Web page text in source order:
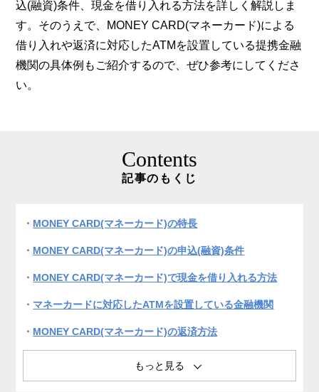
込(融資)条件、現金を借り入れる方法を詳しく解説しま
す。そのうえで、MONEY CARD(マネーカード)による
借り入れや返済に対応したATMを設置している提携金融
機関の具体例もご紹介するので、ぜひ参考にしてくださ
い。
Contents
記事のもくじ
MONEY CARD(マネーカード)の特長
MONEY CARD(マネーカード)の申込(融資)条件
MONEY CARD(マネーカード)で現金を借り入れる方法
マネーカードに対応したATMを設置している金融機関
MONEY CARD(マネーカード)の返済方法
MONEY CARD(マネーカード)の返済方式